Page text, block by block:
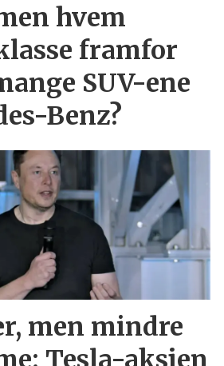
hvem
framfor
SUV-ene
Benz?
men mindre